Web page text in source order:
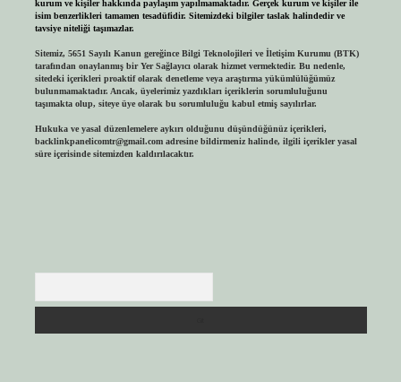
kurum ve kişiler hakkında paylaşım yapılmamaktadır. Gerçek kurum ve kişiler ile
isim benzerlikleri tamamen tesadüfidir. Sitemizdeki bilgiler taslak halindedir ve
tavsiye niteliği taşımazlar.
Sitemiz, 5651 Sayılı Kanun gereğince Bilgi Teknolojileri ve İletişim Kurumu (BTK)
tarafından onaylanmış bir Yer Sağlayıcı olarak hizmet vermektedir. Bu nedenle,
sitedeki içerikleri proaktif olarak denetleme veya araştırma yükümlülüğümüz
bulunmamaktadır. Ancak, üyelerimiz yazdıkları içeriklerin sorumluluğunu
taşımakta olup, siteye üye olarak bu sorumluluğu kabul etmiş sayılırlar.
Hukuka ve yasal düzenlemelere aykırı olduğunu düşündüğünüz içerikleri,
backlinkpanelicomtr@gmail.comadresine bildirmeniz halinde, ilgili içerikler yasal
süre içerisinde sitemizden kaldırılacaktır.